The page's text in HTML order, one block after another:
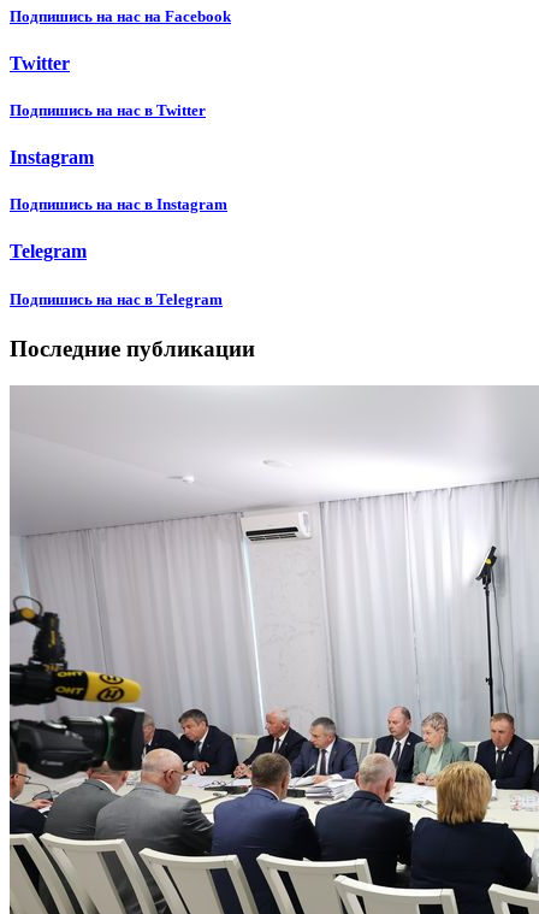
Подпишиcь на нас на Facebook
Twitter
Подпишиcь на нас в Twitter
Instagram
Подпишиcь на нас в Instagram
Telegram
Подпишиcь на нас в Telegram
Последние публикации